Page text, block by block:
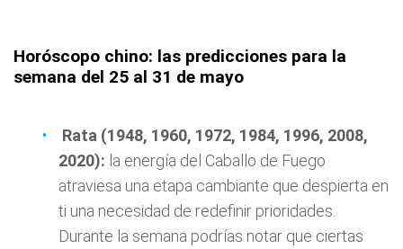
Horóscopo chino: las predicciones para la
semana del 25 al 31 de mayo
Rata (1948, 1960, 1972, 1984, 1996, 2008,
2020): la energía del Caballo de Fuego
atraviesa una etapa cambiante que despierta en
ti una necesidad de redefinir prioridades.
Durante la semana podrías notar que ciertas